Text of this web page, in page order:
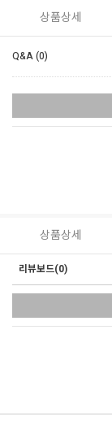
상품상세
Q&A (0)
상품상세
리뷰보드(0)